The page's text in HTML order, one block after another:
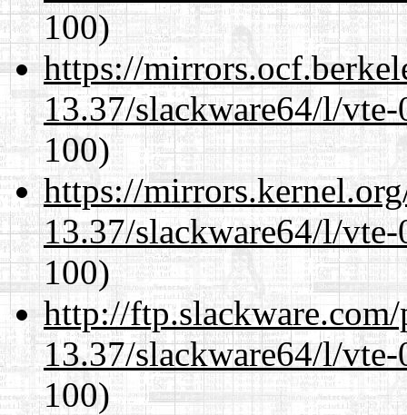
100)
https://
13.37/slackware64/l/
100)
https://
13.37/slackware64/l/
100)
http://
13.37/slackware64/l/
100)